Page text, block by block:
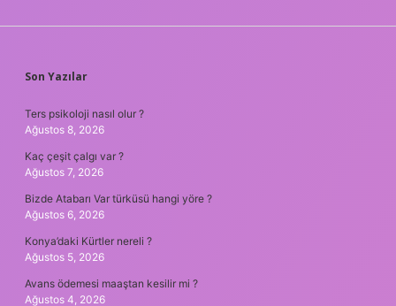
SIDEBAR
Son Yazılar
Ters psikoloji nasıl olur ?
Ağustos 8, 2026
Kaç çeşit çalgı var ?
Ağustos 7, 2026
Bizde Atabarı Var türküsü hangi yöre ?
Ağustos 6, 2026
Konya’daki Kürtler nereli ?
Ağustos 5, 2026
Avans ödemesi maaştan kesilir mi ?
Ağustos 4, 2026